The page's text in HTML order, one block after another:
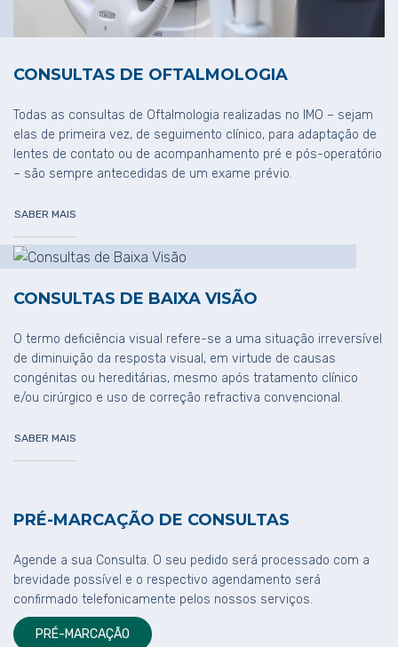
CONSULTAS DE OFTALMOLOGIA
Todas as consultas de Oftalmologia realizadas no IMO – sejam
elas de primeira vez, de seguimento clínico, para adaptação de
lentes de contato ou de acompanhamento pré e pós-operatório
– são sempre antecedidas de um exame prévio.
SABER MAIS
CONSULTAS DE BAIXA VISÃO
O termo deficiência visual refere-se a uma situação irreversível
de diminuição da resposta visual, em virtude de causas
congénitas ou hereditárias, mesmo após tratamento clínico
e/ou cirúrgico e uso de correção refractiva convencional.
SABER MAIS
PRÉ-MARCAÇÃO DE CONSULTAS
Agende a sua Consulta. O seu pedido será processado com a
brevidade possível e o respectivo agendamento será
confirmado telefonicamente pelos nossos serviços.
PRÉ-MARCAÇÃO